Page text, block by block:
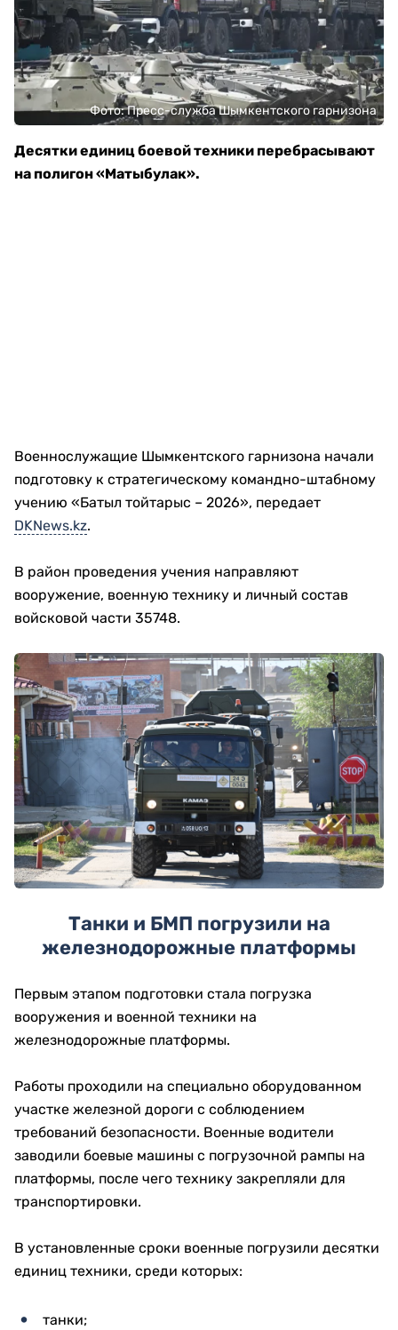
Фото: Пресс-служба Шымкентского гарнизона
Десятки единиц боевой техники перебрасывают
на полигон «Матыбулак».
Военнослужащие Шымкентского гарнизона начали
подготовку к стратегическому командно-штабному
учению «Батыл тойтарыс – 2026», передает
DKNews.kz.
В район проведения учения направляют
вооружение, военную технику и личный состав
войсковой части 35748.
Танки и БМП погрузили на
железнодорожные платформы
Первым этапом подготовки стала погрузка
вооружения и военной техники на
железнодорожные платформы.
Работы проходили на специально оборудованном
участке железной дороги с соблюдением
требований безопасности. Военные водители
заводили боевые машины с погрузочной рампы на
платформы, после чего технику закрепляли для
транспортировки.
В установленные сроки военные погрузили десятки
единиц техники, среди которых:
танки;